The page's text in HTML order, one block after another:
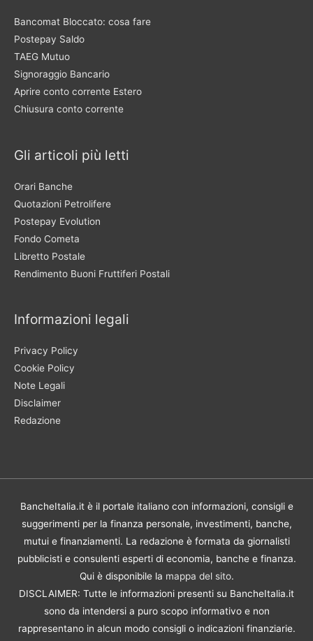
Bancomat Bloccato: cosa fare
Postepay Saldo
TAEG Mutuo
Signoraggio Bancario
Aprire conto corrente Estero
Chiusura conto corrente
Gli articoli più letti
Orari Banche
Quotazioni Petrolifere
Postepay Evolution
Fondo Cometa
Libretto Postale
Rendimento Buoni Fruttiferi Postali
Informazioni legali
Privacy Policy
Cookie Policy
Note Legali
Disclaimer
Redazione
BancheItalia.it è il portale italiano con informazioni, consigli e
suggerimenti per la finanza personale, investimenti, banche,
mutui e finanziamenti. La redazione è formata da giornalisti
pubblicisti e consulenti esperti di economia, banche e finanza.
Qui è disponibile la mappa del sito.
DISCLAIMER: Tutte le informazioni presenti su BancheItalia.it
sono da intendersi a puro scopo informativo e non
rappresentano in alcun modo consigli o indicazioni finanziarie.